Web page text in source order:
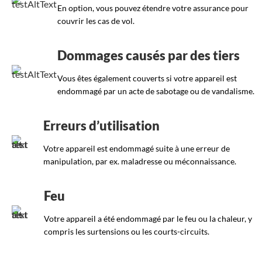
En option, vous pouvez étendre votre assurance pour
couvrir les cas de vol.
Dommages causés par des tiers
Vous êtes également couverts si votre appareil est
endommagé par un acte de sabotage ou de vandalisme.
Erreurs d’utilisation
Votre appareil est endommagé suite à une erreur de
manipulation, par ex. maladresse ou méconnaissance.
Feu
Votre appareil a été endommagé par le feu ou la chaleur, y
compris les surtensions ou les courts-circuits.